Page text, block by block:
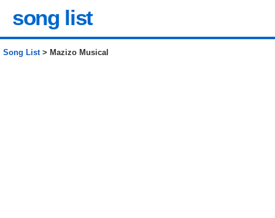
song list
Song List> Mazizo Musical